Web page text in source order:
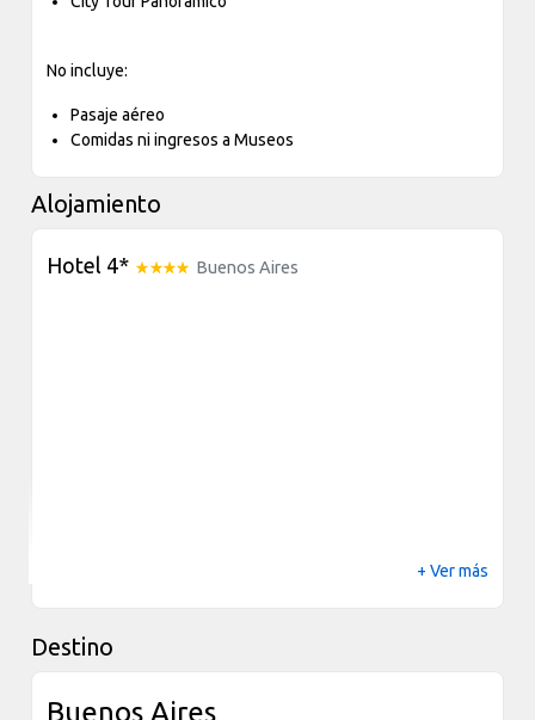
No incluye:
Pasaje aéreo
Comidas ni ingresos a Museos
Alojamiento
Hotel 4* Buenos Aires
+ Ver más
Destino
Buenos Aires